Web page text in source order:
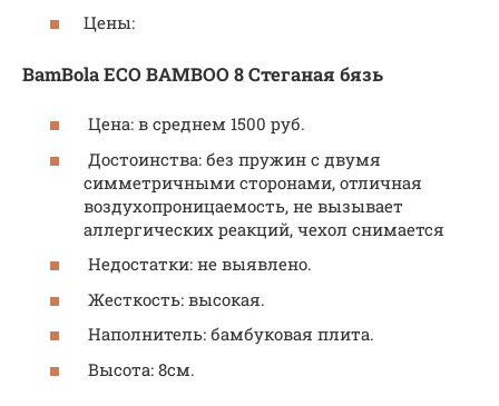
Цены:
BamBola ECO BAMBOO 8 Стеганая бязь
Цена: в среднем 1500 руб.
Достоинства: без пружин с двумя
симметричными сторонами, отличная
воздухопроницаемость, не вызывает
аллергических реакций, чехол снимается
Недостатки: не выявлено.
Жесткость: высокая.
Наполнитель: бамбуковая плита.
Высота: 8см.